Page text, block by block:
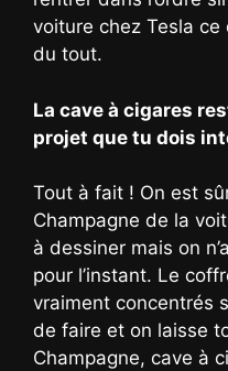
voiture chez Tesla ce
du tout.
La cave à cigares
projet que tu dois
Tout à fait ! On est
Champagne de la
à dessiner mais on
pour l’instant. Le
vraiment concentrés
de faire et on laisse
Champagne, cave à